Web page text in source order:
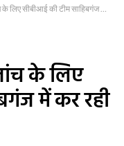
की टीम साहिबगंज में कर रही कैंप
के लिए
में कर रही